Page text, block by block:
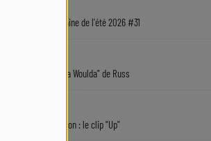
La playlist urbaine de l'été 2026 #31
"Coulda Shoulda Woulda" de Russ
Keith D. Robinson : le clip "Up"